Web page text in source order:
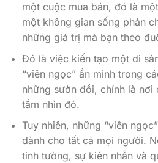
một cuộc mua bán, đó là
một không gian sống phản
những giá trị mà bạn theo
Đó là việc kiến tạo một di
“viên ngọc” ẩn mình trong
những sườn đồi, chính là nơi
tầm nhìn đó.
Tuy nhiên, những “viên
dành cho tất cả mọi người.
tinh tường, sự kiên nhẫn và